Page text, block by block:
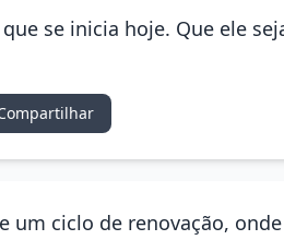
se inicia hoje. Que ele
um ciclo de renovação,